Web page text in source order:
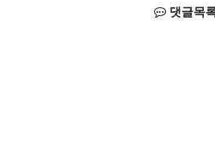
댓글목